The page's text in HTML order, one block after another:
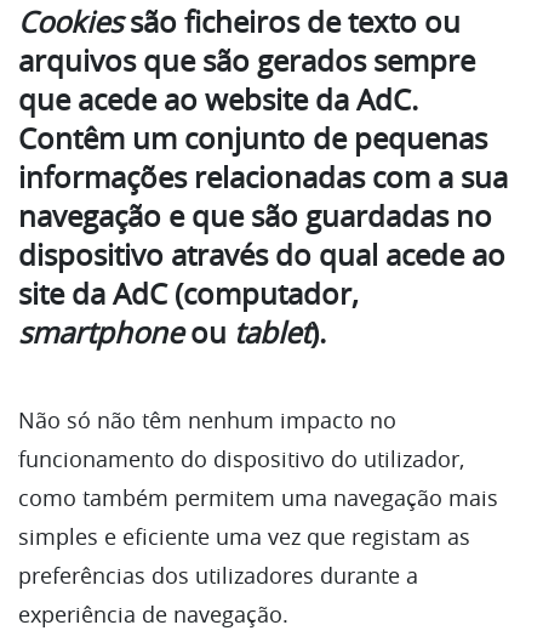
Cookiessão ficheiros de texto ou
arquivos que são gerados sempre
que acede ao website da AdC.
Contêm um conjunto de pequenas
informações relacionadas com a sua
navegação e que são guardadas no
dispositivo através do qual acede ao
site da AdC (computador,
smartphoneou tablet).
Não só não têm nenhum impacto no
funcionamento do dispositivo do utilizador,
como também permitem uma navegação mais
simples e eficiente uma vez que registam as
preferências dos utilizadores durante a
experiência de navegação.